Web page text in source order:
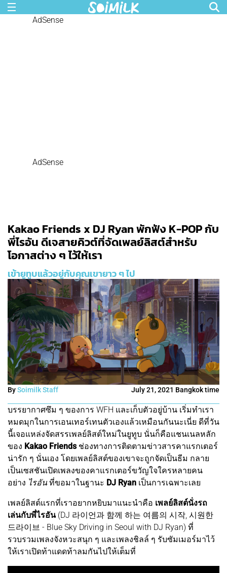
AdSense
AdSense
Kakao Friends x DJ Ryan พักฟัง K-POP กับ
พี่ไรอัน ดีเจสายคิวต์ที่จัดเพลย์ลิสต์สำหรับ
โอกาสต่าง ๆ ไว้ให้เรา
เข้ายูทูบแล้วอยู่กับคุณเขายาว ๆ ไป
BySoimilk Staff July 21, 2021 Bangkok time
บรรยากาศซึม ๆ ของการ WFH และเก็บตัวอยู่บ้าน เริ่มทำเรา
หมดมุกในการเอนเทอร์เทนตัวเองแล้วเหมือนกันนะเนี่ย ดีที่วัน
นี้เจอแหล่งจัดสรรเพลย์ลิสต์ใหม่ในยูทูบ นั่นก็คือแชนเนลหลัก
ของ Kakao Friendsช่องทางการติดตามข่าวสารคาแรกเตอร์
น่ารัก ๆ นั่นเอง โดยเพลย์ลิสต์ของเขาจะถูกจัดเป็นธีม กลาย
เป็นเซสชันเปิดเพลงของคาแรกเตอร์ขวัญใจใครหลายคน
อย่าง ไรอัน ที่ขอมาในฐานะ DJ Ryan เป็นการเฉพาะเลย
เพลย์ลิสต์แรกที่เราอยากหยิบมาแนะนำคือ เพลย์ลิสต์นั่งรถ
เล่นกับพี่ไรอัน(DJ 라이언과 함께 하는 여름의 시작, 시원한
드라이브 - Blue Sky Driving in Seoul with DJ Ryan) ที่
รวบรวมเพลงจังหวะสนุก ๆ และเพลงชิลล์ ๆ รับซัมเมอร์มาไว้
ให้เราเปิดท้าแดดท้าลมกันไปให้เต็มที่